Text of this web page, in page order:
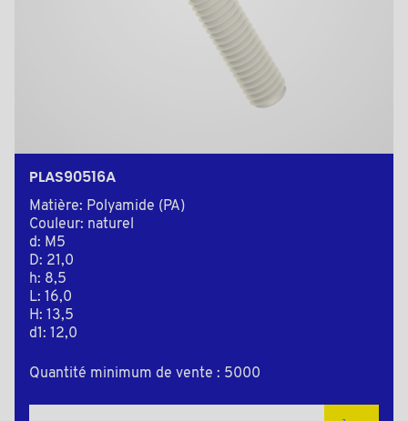
PLAS90516A
Matière: Polyamide (PA)
Couleur: naturel
d: M5
D: 21,0
h: 8,5
L: 16,0
H: 13,5
d1: 12,0
Quantité minimum de vente : 5000